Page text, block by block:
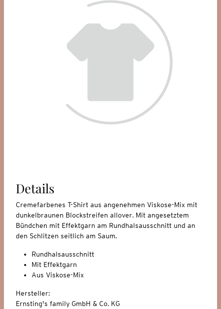
Details
Cremefarbenes T-Shirt aus angenehmen Viskose-Mix mit
dunkelbraunen Blockstreifen allover. Mit angesetztem
Bündchen mit Effektgarn am Rundhalsausschnitt und an
den Schlitzen seitlich am Saum.
Rundhalsausschnitt
Mit Effektgarn
Aus Viskose-Mix
Hersteller:
Ernsting's family GmbH & Co. KG